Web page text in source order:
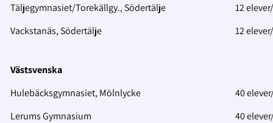
Täljegymnasiet/Torekällgy., Södertälje
12
Vackstanäs, Södertälje
12
Västsvenska
Hulebäcksgymnasiet, Mölnlycke
40
Lerums Gymnasium
40